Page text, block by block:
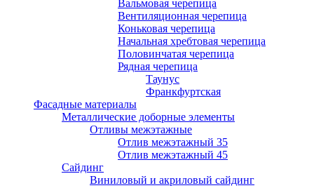
Вальмовая черепица
Вентиляционная черепица
Коньковая черепица
Начальная хребтовая черепица
Половинчатая черепица
Рядная черепица
Таунус
Франкфуртская
Фасадные материалы
Металлические доборные элементы
Отливы межэтажные
Отлив межэтажный 35
Отлив межэтажный 45
Сайдинг
Виниловый и акриловый сайдинг